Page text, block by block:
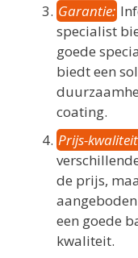
Garantie:
specialist
goede
biedt een
coating.
Prijs-
de prijs,
een goede
kwaliteit.